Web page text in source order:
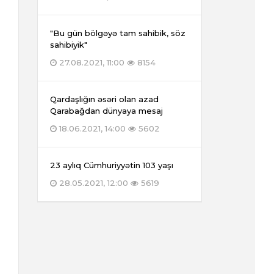
"Bu gün bölgəyə tam sahibik, söz
sahibiyik"
27.08.2021, 11:00
8154
Qardaşlığın əsəri olan azad
Qarabağdan dünyaya mesaj
18.06.2021, 14:00
5602
23 aylıq Cümhuriyyətin 103 yaşı
28.05.2021, 12:00
5619